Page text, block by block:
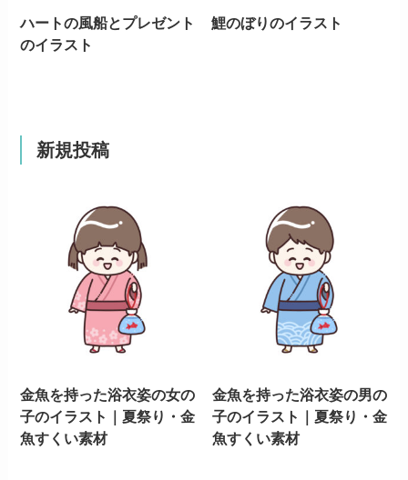
ハートの風船とプレゼント
のイラスト
鯉のぼりのイラスト
新規投稿
金魚を持った浴衣姿の女の
子のイラスト｜夏祭り・金
魚すくい素材
金魚を持った浴衣姿の男の
子のイラスト｜夏祭り・金
魚すくい素材